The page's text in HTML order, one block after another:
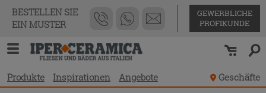
BESTELLEN SIE
EIN MUSTER
GEWERBLICHE
PROFIKUNDE
Produkte Inspirationen Angebote Geschäfte